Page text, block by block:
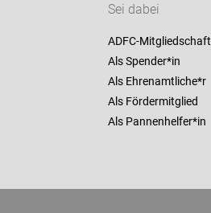
Sei dabei
ADFC-Mitgliedschaft
Als Spender*in
Als Ehrenamtliche*r
Als Fördermitglied
Als Pannenhelfer*in